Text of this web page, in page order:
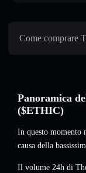
Come comprare
Panoramica
($ETHIC)
In questo momento
causa della
Il volume 24h di